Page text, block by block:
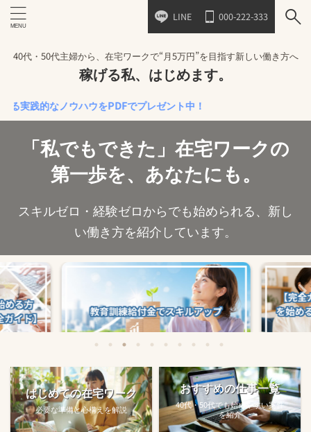
LINE 000-222-333
40代・50代主婦から、在宅ワークで“月5万円”を目指す新しい働き方へ
稼げる私、はじめます。
なノウハウをPDFでプレゼント中！
「私でもできた」在宅ワークの
第一歩を、あなたにも。
スキルゼロ・経験ゼロからでも始められる、新し
い働き方を紹介しています。
る方法
教育訓練給付金で賢くスキルアップする
方法【主婦でも使え...
【完全ガ
はじめての在宅ワーク
必要な準備と心構えを解説
おすすめの仕事一覧
40代・50代でも始めやすい案件
を紹介